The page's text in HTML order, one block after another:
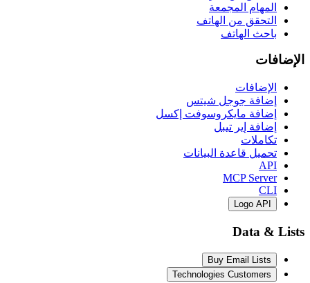
المهام المجمعة
التحقق من الهاتف
باحث الهاتف
الإضافات
الإضافات
إضافة جوجل شيتس
إضافة مايكروسوفت إكسل
إضافة إير تيبل
تكاملات
تحميل قاعدة البيانات
API
MCP Server
CLI
Logo API
Data & Lists
Buy Email Lists
Technologies Customers